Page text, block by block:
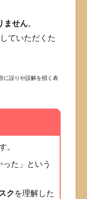
ません
ていただくた
に誤りや誤解を招く表
。
た」という
ク を理解した